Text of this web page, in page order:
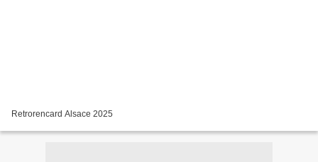
Retrorencard Alsace 2025